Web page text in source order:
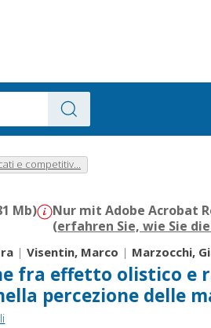
e competitiv...
Mb)
Nur mit Adobe Acrobat
(erfahren Sie, wie Sie
|Visentin, Marco | Marzocchi,
fra effetto olistico e
percezione delle